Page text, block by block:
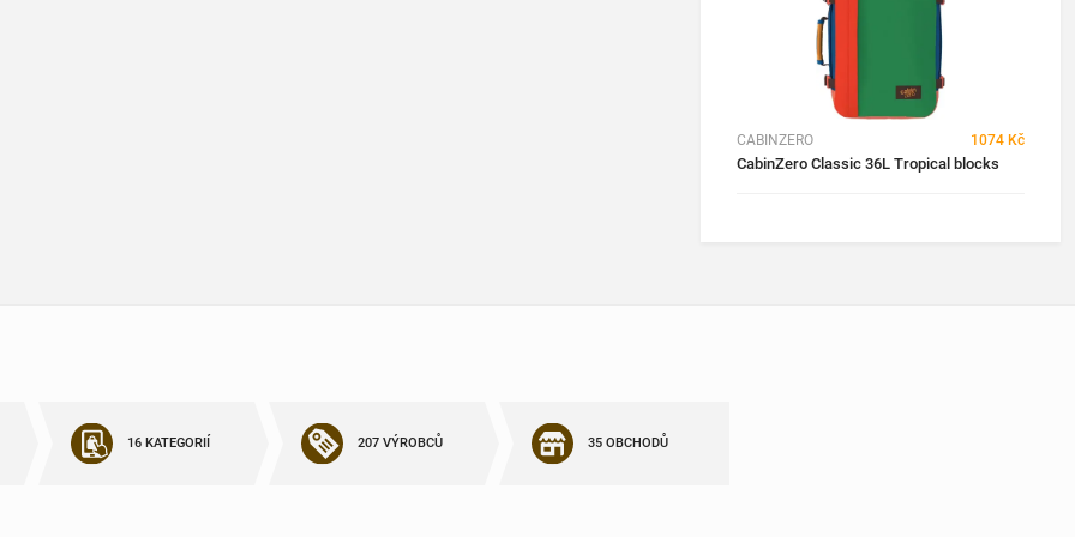
CABINZERO 1074 Kč
CabinZero Classic 36L Tropical blocks
16 KATEGORIÍ 207 VÝROBCŮ 35 OBCHODŮ